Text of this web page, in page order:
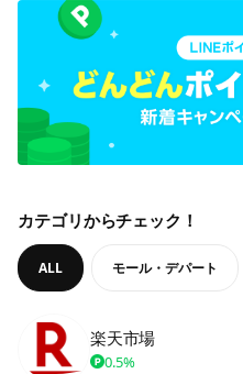
カテゴリからチェック！
ALL モール・デパート
楽天市場
0.5%